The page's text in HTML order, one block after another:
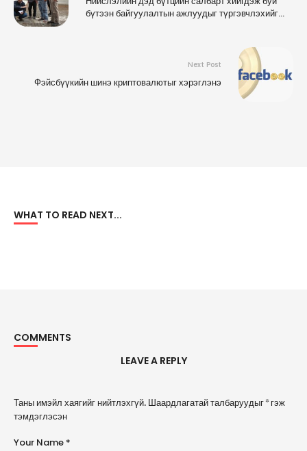
бүтээн байгуулалтын ажлуудыг түргэвчлэхийг
Next Post
Фэйсбүүкийн шинэ криптовалютыг хэрэглэнэ
WHAT TO READ NEXT...
COMMENTS
LEAVE A REPLY
Таны имэйл хаягийг нийтлэхгүй. Шаардлагатай талбаруудыг*гэж
тэмдэглэсэн
Your Name *
A
l
e